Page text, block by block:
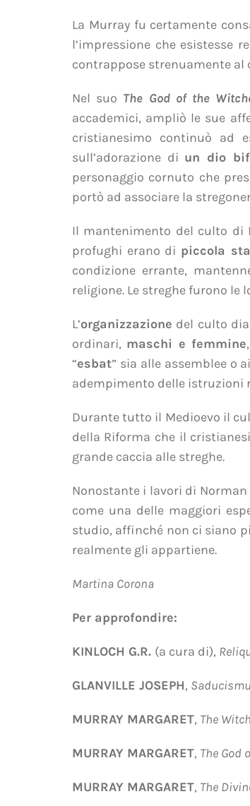
La Murray fu certamente
l’impressione che esistesse
contrappose strenuamente al
Nel suo The God of the
accademici, ampliò le sue
cristianesimo continuò ad
sull’adorazione di un dio
personaggio cornuto che
portò ad associare la
Il mantenimento del culto di
profughi erano di piccola
condizione errante,
religione. Le streghe furono le
L’organizzazione del culto
ordinari, maschi e femmine
“esbat” sia alle assemblee o ai
adempimento delle istruzioni
Durante tutto il Medioevo il
della Riforma che il
grande caccia alle streghe.
Nonostante i lavori di
come una delle maggiori
studio, affinché non ci siano
realmente gli appartiene.
Martina Corona
Per approfondire:
KINLOCH G.R. (a cura di),
GLANVILLE JOSEPH,
MURRAY MARGARET, The
MURRAY MARGARET, The God
MURRAY MARGARET, The